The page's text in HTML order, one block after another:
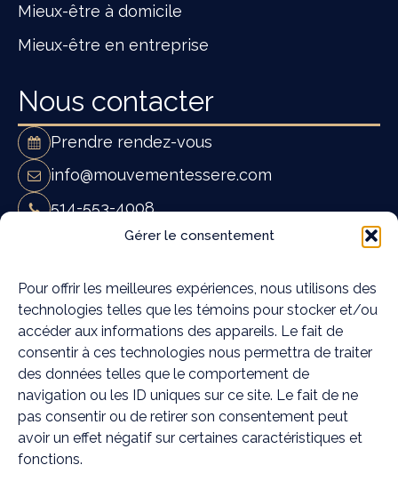
Gérer le consentement
Pour offrir les meilleures expériences, nous utilisons des
technologies telles que les témoins pour stocker et/ou
accéder aux informations des appareils. Le fait de
consentir à ces technologies nous permettra de traiter
des données telles que le comportement de
navigation ou les ID uniques sur ce site. Le fait de ne
pas consentir ou de retirer son consentement peut
avoir un effet négatif sur certaines caractéristiques et
fonctions.
Mieux-être à domicile
Mieux-être en entreprise
Nous contacter
Prendre rendez-vous
info@mouvementessere.com
514-553-4008
Mouvement Essĕre - Ostéopathie et
19A Rue Françoise Loranger,
Blainville, QC J7C 4W6
Mouvement Essĕre - Ostéopathie et
massothérapie à Rosemère
372C Chem. de la Grande-Côte,
Rosemère, QC J7A 1K6
Médias sociaux